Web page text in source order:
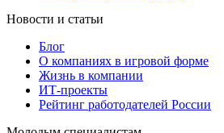
Новости и статьи
Блог
О компаниях в игровой форме
Жизнь в компании
ИТ-проекты
Рейтинг работодателей России